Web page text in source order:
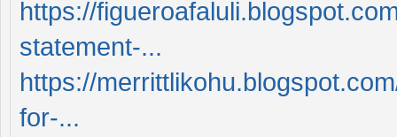
https://
statement-...
https://
for-...